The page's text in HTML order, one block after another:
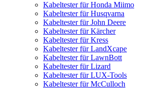
Kabeltester für Honda Miimo
Kabeltester für Husqvarna
Kabeltester für John Deere
Kabeltester für Kärcher
Kabeltester für Kress
Kabeltester für LandXcape
Kabeltester für LawnBott
Kabeltester für Lizard
Kabeltester für LUX-Tools
Kabeltester für McCulloch